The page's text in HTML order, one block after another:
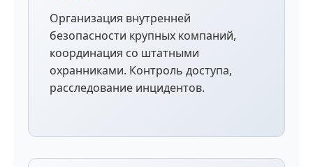
Организация внутренней
безопасности крупных компаний,
координация со штатными
охранниками. Контроль доступа,
расследование инцидентов.